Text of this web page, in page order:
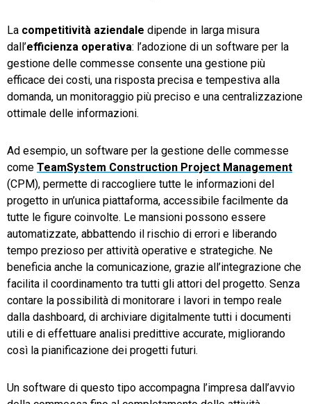
La competitività aziendale dipende in larga misura
dall’efficienza operativa: l’adozione di un software per la
gestione delle commesse consente una gestione più
efficace dei costi, una risposta precisa e tempestiva alla
domanda, un monitoraggio più preciso e una centralizzazione
ottimale delle informazioni.
Ad esempio, un software per la gestione delle commesse
come TeamSystem Construction Project Management
(CPM), permette di raccogliere tutte le informazioni del
progetto in un’unica piattaforma, accessibile facilmente da
tutte le figure coinvolte. Le mansioni possono essere
automatizzate, abbattendo il rischio di errori e liberando
tempo prezioso per attività operative e strategiche. Ne
beneficia anche la comunicazione, grazie all’integrazione che
facilita il coordinamento tra tutti gli attori del progetto. Senza
contare la possibilità di monitorare i lavori in tempo reale
dalla dashboard, di archiviare digitalmente tutti i documenti
utili e di effettuare analisi predittive accurate, migliorando
così la pianificazione dei progetti futuri.
Un software di questo tipo accompagna l’impresa dall’avvio